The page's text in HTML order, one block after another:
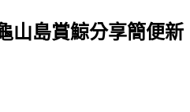
山島賞鯨分享簡便新